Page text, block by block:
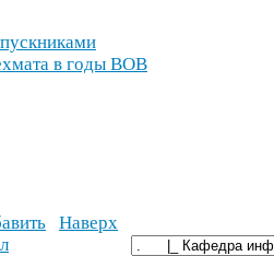
в годы ВОВ
Наверх